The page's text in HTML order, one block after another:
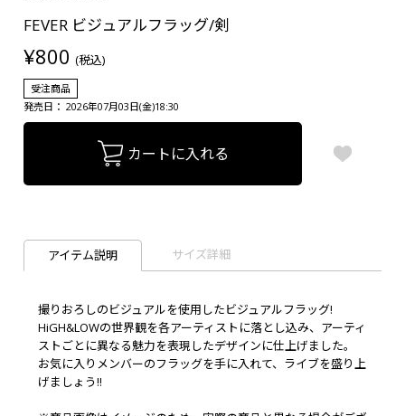
FEVER ビジュアルフラッグ/剣
¥800 (税込)
受注商品
発売日： 2026年07月03日(金)18:30
カートに入れる
アイテム説明 サイズ詳細
撮りおろしのビジュアルを使用したビジュアルフラッグ!
HiGH&LOWの世界観を各アーティストに落とし込み、アーティ
ストごとに異なる魅力を表現したデザインに仕上げました。
お気に入りメンバーのフラッグを手に入れて、ライブを盛り上
げましょう!!